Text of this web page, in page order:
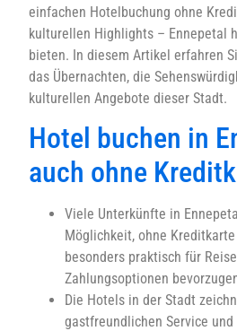
einfachen Hotelbuchung ohne
kulturellen Highlights – Ennepetal
bieten. In diesem Artikel erfahren
das Übernachten, die
kulturellen Angebote dieser Stadt.
Hotel buchen in
auch ohne
Viele Unterkünfte in
Möglichkeit, ohne
besonders praktisch für
Zahlungsoptionen
Die Hotels in der Stadt
gastfreundlichen Service